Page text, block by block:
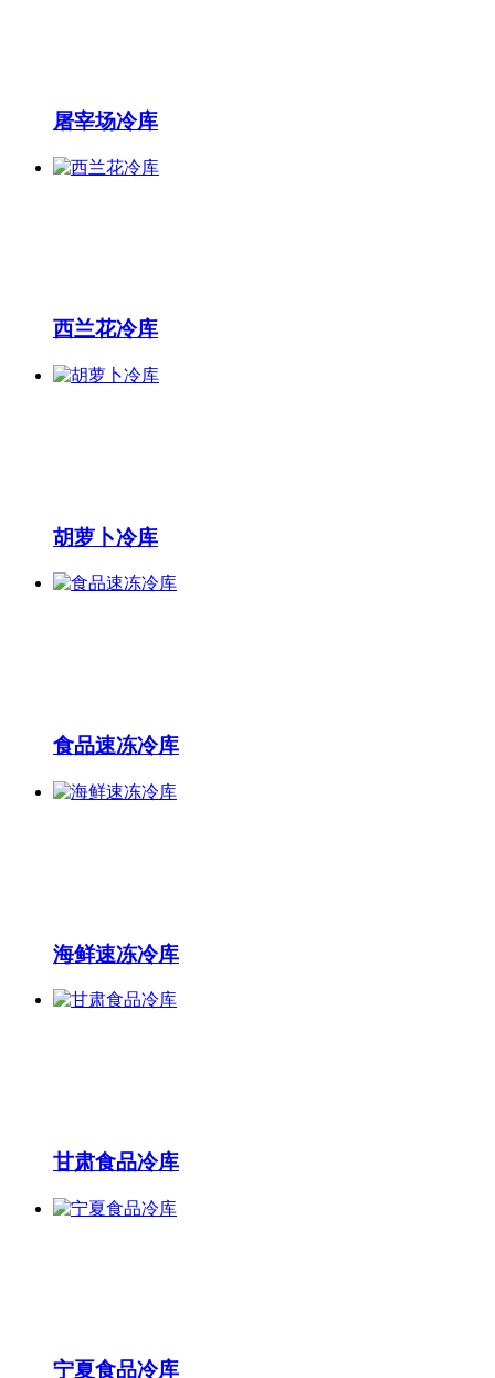
屠宰场冷库
西兰花冷库
胡萝卜冷库
食品速冻冷库
海鲜速冻冷库
甘肃食品冷库
宁夏食品冷库